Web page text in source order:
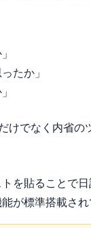
たか」
けでなく内省の
を貼ることで
が標準搭載さ